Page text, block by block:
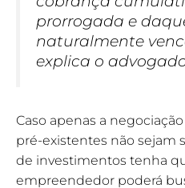
prorrogada e
naturalmente
explica o
Caso apenas a
pré-existentes não sejam
de investimentos tenha
empreendedor poderá